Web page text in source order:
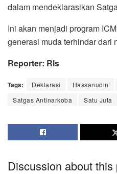
dalam mendeklarasikan
Ini akan menjadi program
generasi muda terhindar dari
Reporter: Rls
Tags: Deklarasi Hassanudin
Satgas Antinarkoba
Satu Juta
Discussion about this